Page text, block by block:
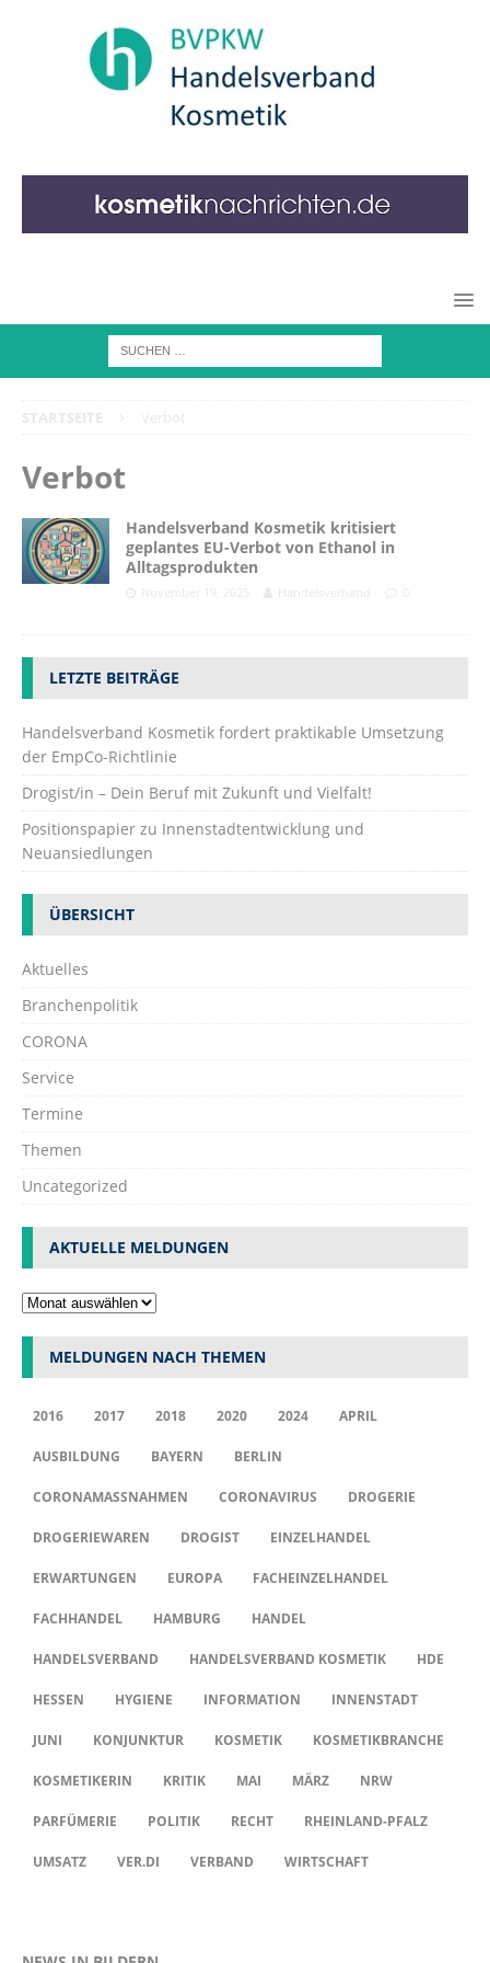
Verbot
Handelsverband Kosmetik kritisiert
geplantes EU-Verbot von Ethanol in
Alltagsprodukten
LETZTE BEITRÄGE
Handelsverband Kosmetik fordert praktikable Umsetzung
der EmpCo-Richtlinie
Drogist/in – Dein Beruf mit Zukunft und Vielfalt!
Positionspapier zu Innenstadtentwicklung und
Neuansiedlungen
ÜBERSICHT
Aktuelles
Branchenpolitik
CORONA
Service
Termine
Themen
Uncategorized
AKTUELLE MELDUNGEN
MELDUNGEN NACH THEMEN
2016 2017 2018 2020 2024 APRIL
AUSBILDUNG BAYERN BERLIN
CORONAMASSNAHMEN CORONAVIRUS DROGERIE
DROGERIEWAREN DROGIST EINZELHANDEL
ERWARTUNGEN EUROPA FACHEINZELHANDEL
FACHHANDEL HAMBURG HANDEL
HANDELSVERBAND HANDELSVERBAND KOSMETIK HDE
HESSEN HYGIENE INFORMATION INNENSTADT
JUNI KONJUNKTUR KOSMETIK KOSMETIKBRANCHE
KOSMETIKERIN KRITIK MAI MÄRZ NRW
PARFÜMERIE POLITIK RECHT RHEINLAND-PFALZ
UMSATZ VER.DI VERBAND WIRTSCHAFT